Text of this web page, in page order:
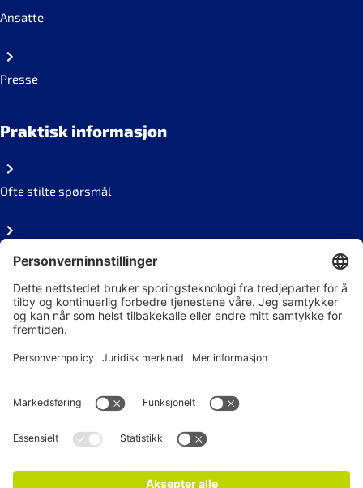
Ansatte
Presse
Praktisk informasjon
Ofte stilte spørsmål
Personvern
Ledige stillinger
Følg oss på sosiale medier
Nyhetsbrev